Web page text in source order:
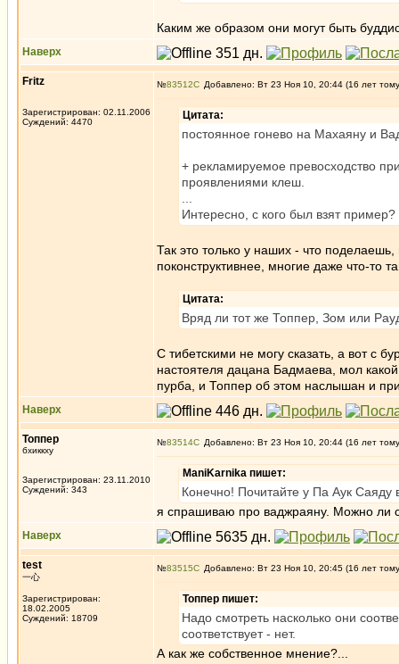
Каким же образом они могут быть
Наверх
Fritz
Зарегистрирован: 02.11.2006
Суждений: 4470
№83512 Добавлено: Вт 23 Ноя 10, 20:44 (16 лет
Цитата:
постоянное гонево на Махаяну и
+ рекламируемое превосходство
проявлениями клеш.
Интересно, с кого был взят пример?
Так это только у наших - что
поконструктивнее, многие даже что-то
Цитата:
Вряд ли тот же Топпер, Зом или
С тибетскими не могу сказать, а вот с
настоятеля дацана Бадмаева, мол
пурба, и Топпер об этом наслышан и
Наверх
Топпер
бхиккху
Зарегистрирован: 23.11.2010
Суждений: 343
№83514 Добавлено: Вт 23 Ноя 10, 20:44 (16 лет
ManiKarnika пишет:
Конечно! Почитайте у Па Аук Саяду
я спрашиваю про ваджраяну. Можно ли
Наверх
test
一心
Зарегистрирован:
18.02.2005
Суждений: 18709
№83515 Добавлено: Вт 23 Ноя 10, 20:45 (16 лет
Топпер пишет:
Надо смотреть насколько они
соответствует - нет.
А как же собственное мнение?...